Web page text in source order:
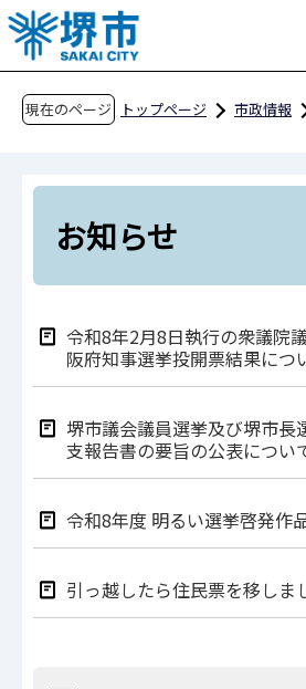
こ
の
ペ
現在のページ トップページ 市政情報
お知らせ
令和8年2月8日執行の衆議院
阪府知事選挙投開票結果につ
堺市議会議員選挙及び堺市長
支報告書の要旨の公表につい
令和8年度 明るい選挙啓発作
引っ越したら住民票を移しま